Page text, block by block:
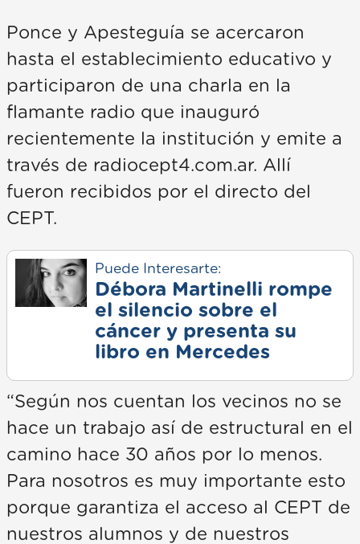
Ponce y Apesteguía se acercaron
hasta el establecimiento educativo y
participaron de una charla en la
flamante radio que inauguró
recientemente la institución y emite a
través de radiocept4.com.ar. Allí
fueron recibidos por el directo del
CEPT.
Puede Interesarte:
Débora Martinelli rompe
el silencio sobre el
cáncer y presenta su
libro en Mercedes
“Según nos cuentan los vecinos no se
hace un trabajo así de estructural en el
camino hace 30 años por lo menos.
Para nosotros es muy importante esto
porque garantiza el acceso al CEPT de
nuestros alumnos y de nuestros